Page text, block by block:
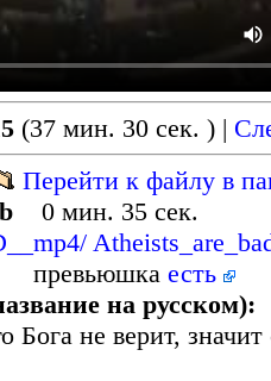
(37 мин. 30 сек. ) |
Перейти к файлу в
0 мин. 35 сек.
превьюшка есть
на русском):
Бога не верит,